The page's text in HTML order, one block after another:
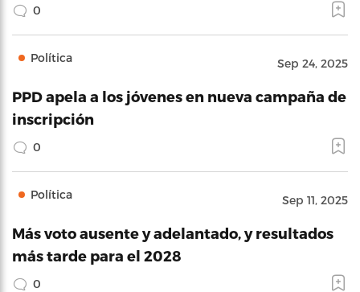
0
Política Sep 24, 2025
PPD apela a los jóvenes en nueva campaña de
inscripción
0
Política Sep 11, 2025
Más voto ausente y adelantado, y resultados
más tarde para el 2028
0